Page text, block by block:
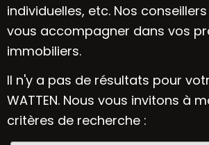
individuelles, etc. Nos
vous accompagner dans vos
immobiliers.
Il n'y a pas de résultats pour
WATTEN. Nous vous invitons à
critères de recherche :